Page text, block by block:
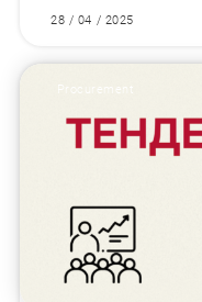
28 / 04 / 2025
Procurement